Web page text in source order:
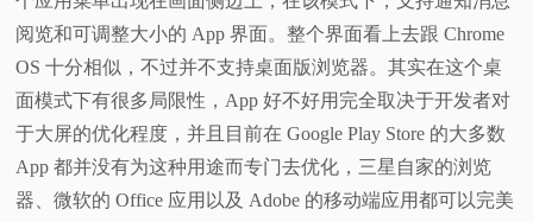
阅览和可调整大小的 App 界面。整个界面看上去跟 Chrome
OS 十分相似，不过并不支持桌面版浏览器。其实在这个桌
面模式下有很多局限性，App 好不好用完全取决于开发者对
于大屏的优化程度，并且目前在 Google Play Store 的大多数
App 都并没有为这种用途而专门去优化，三星自家的浏览
器、微软的 Office 应用以及 Adobe 的移动端应用都可以完美